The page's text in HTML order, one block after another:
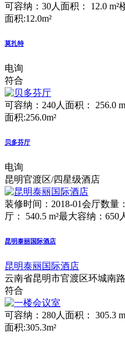
可容纳：30人 面积： 12.0 m²
面积:12.0m²
莫扎特
电询
符合
可容纳：240人 面积： 256.0
面积:256.0m²
贝多芬厅
电询
昆明官渡区/四星级酒店
装修时间：2018-01会厅数量
厅： 540.5 m²最大容纳：650
昆明泰丽国际酒店
昆明泰丽国际酒店
云南省昆明市官渡区环城南
符合
可容纳：280人 面积： 305.3
面积:305.3m²